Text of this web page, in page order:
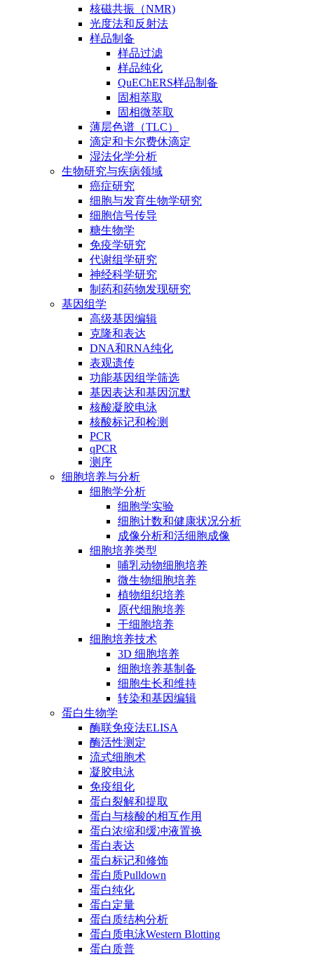
核磁共振（NMR)
光度法和反射法
样品制备
样品过滤
样品纯化
QuEChERS样品制备
固相萃取
固相微萃取
薄层色谱（TLC）
滴定和卡尔费休滴定
湿法化学分析
生物研究与疾病领域
癌症研究
细胞与发育生物学研究
细胞信号传导
糖生物学
免疫学研究
代谢组学研究
神经科学研究
制药和药物发现研究
基因组学
高级基因编辑
克隆和表达
DNA和RNA纯化
表观遗传
功能基因组学筛选
基因表达和基因沉默
核酸凝胶电泳
核酸标记和检测
PCR
qPCR
测序
细胞培养与分析
细胞学分析
细胞学实验
细胞计数和健康状况分析
成像分析和活细胞成像
细胞培养类型
哺乳动物细胞培养
微生物细胞培养
植物组织培养
原代细胞培养
干细胞培养
细胞培养技术
3D 细胞培养
细胞培养基制备
细胞生长和维持
转染和基因编辑
蛋白生物学
酶联免疫法ELISA
酶活性测定
流式细胞术
凝胶电泳
免疫组化
蛋白裂解和提取
蛋白与核酸的相互作用
蛋白浓缩和缓冲液置换
蛋白表达
蛋白标记和修饰
蛋白质Pulldown
蛋白纯化
蛋白定量
蛋白质结构分析
蛋白质电泳Western Blotting
蛋白质普